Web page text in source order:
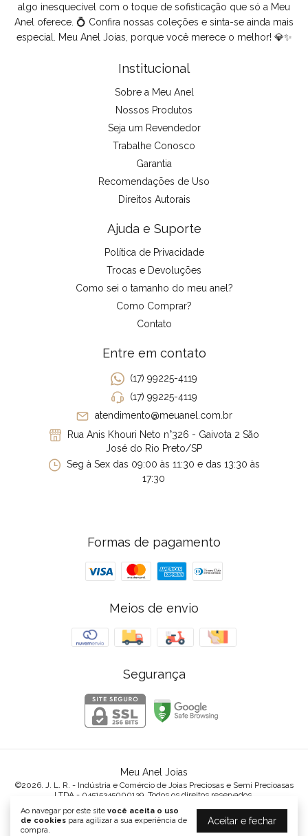
Ao navegar por este site você aceita o uso
de cookies para agilizar a sua experiência de
compra.
Aceitar e fechar
algo inesquecível com o toque de sofisticação que só a Meu
Anel oferece. 💍 Confira nossas coleções e sinta-se ainda mais
especial. Meu Anel Joias, porque você merece o melhor! 💎✨
Institucional
Sobre a Meu Anel
Nossos Produtos
Seja um Revendedor
Trabalhe Conosco
Garantia
Recomendações de Uso
Direitos Autorais
Ajuda e Suporte
Política de Privacidade
Trocas e Devoluções
Como sei o tamanho do meu anel?
Como Comprar?
Contato
Entre em contato
(17) 99225-4119
(17) 99225-4119
atendimento@meuanel.com.br
Rua Anis Khouri Neto n°326 - Gaivota 2 São
José do Rio Preto/SP
Seg à Sex das 09:00 às 11:30 e das 13:30 às
17:30
Formas de pagamento
Meios de envio
Segurança
Meu Anel Joias
©2026. J. L. R. - Indústria e Comércio de Joias Preciosas e Semi Precioasas
LTDA - 04515345000139. Todos os direitos reservados.